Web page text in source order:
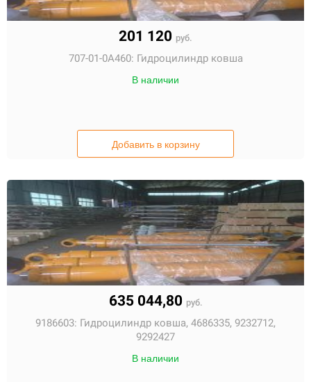
201 120 руб.
707-01-0A460: Гидроцилиндр ковша
В наличии
Добавить в корзину
635 044,80 руб.
9186603: Гидроцилиндр ковша, 4686335, 9232712,
9292427
В наличии